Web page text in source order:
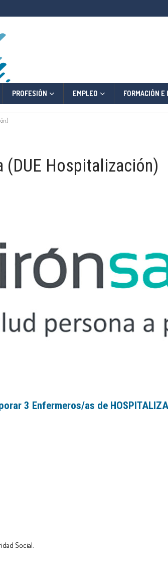
PROFESIÓN EMPLEO FORMACIÓN
Hospitalización)
3 Enfermeros/as de
Social.